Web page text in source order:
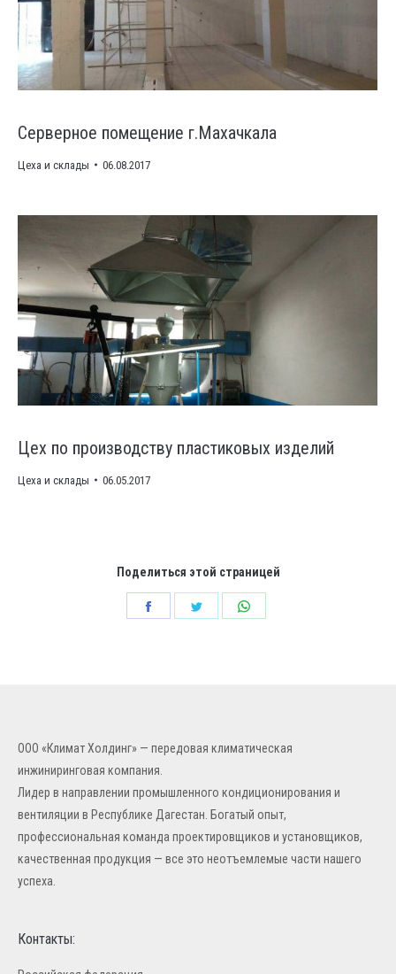
Серверное помещение г.Махачкала
Цеха и склады 06.08.2017
Цех по производству пластиковых изделий
Цеха и склады 06.05.2017
Поделиться этой страницей
ООО «Климат Холдинг» — передовая климатическая
инжиниринговая компания.
Лидер в направлении промышленного кондиционирования и
вентиляции в Республике Дагестан. Богатый опыт,
профессиональная команда проектировщиков и установщиков,
качественная продукция — все это неотъемлемые части нашего
успеха.
Контакты: